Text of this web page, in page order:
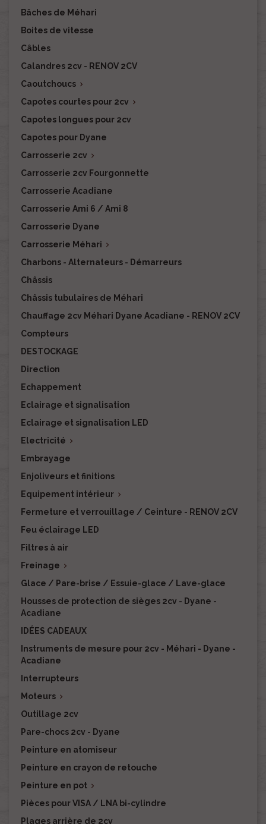
Bâches de Méhari
Boites de vitesse
Câbles
Calandres 2cv - RENOV 2CV
Caoutchoucs 
Capotes courtes pour 2cv 
Capotes longues pour 2cv
Capotes pour Dyane
Carrosserie 2cv 
Carrosserie 2cv Fourgonnette
Carrosserie Acadiane
Carrosserie Ami 6 / Ami 8
Carrosserie Dyane
Carrosserie Méhari 
Charbons - Alternateurs - Démarreurs
Châssis
Châssis tubulaires de Méhari
Chauffage 2cv Méhari Dyane Acadiane - RENOV 2CV
Compteurs
DESTOCKAGE
Direction
Echappement
Eclairage et signalisation
Eclairage et signalisation LED
Electricité 
Embrayage
Enjoliveurs et finitions
Equipement intérieur 
Fermeture et verrouillage / Ceinture - RENOV 2CV
Feu éclairage LED
Filtres à air
Freinage 
Glace / Pare-brise / Essuie-glace / Lave-glace
Housses de protection de sièges 2cv - Dyane -
Acadiane
IDÉES CADEAUX
Instruments de mesure pour 2cv - Méhari - Dyane -
Acadiane
Interrupteurs
Moteurs 
Outillage 2cv
Pare-chocs 2cv - Dyane
Peinture en atomiseur
Peinture en crayon de retouche
Peinture en pot 
Pièces pour VISA / LNA bi-cylindre
Plages arrière de 2cv